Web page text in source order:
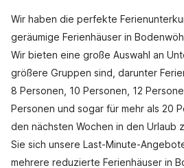
Wir haben die perfekte
geräumige Ferienhäuser in
Wir bieten eine große Auswahl an
größere Gruppen sind, darunter
8 Personen, 10 Personen, 12
Personen und sogar für mehr als 20
den nächsten Wochen in den Urlaub
Sie sich unsere Last-Minute-
mehrere reduzierte Ferienhäuser in